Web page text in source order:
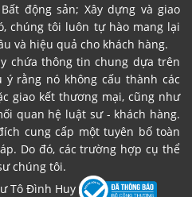
động sản; Xây dựng và giao
chúng tôi luôn tự hào mang lại
và hiệu quả cho khách hàng.
chứa thông tin chung dựa trên
rằng nó không cấu thành các
giao kết thương mại, cũng như
quan hệ luật sư - khách hàng.
cung cấp một tuyên bố toàn
Do đó, các trường hợp cụ thể
chúng tôi.
Tô Đình Huy